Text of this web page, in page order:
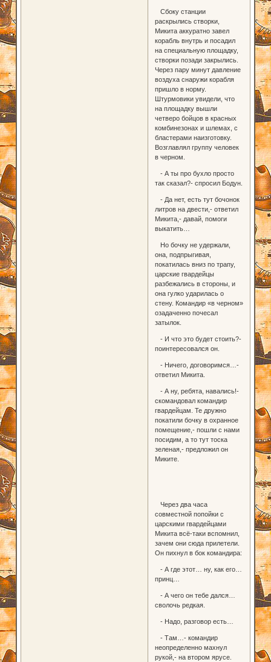
Сбоку станции
раскрылись створки,
Микита аккуратно завел
корабль внутрь и посадил
на специальную площадку,
створки позади закрылись.
Через пару минут давление
воздуха снаружи корабля
пришло в норму.
Штурмовики увидели, что
на площадку вышли
четверо бойцов в красных
комбинезонах и шлемах, с
бластерами наизготовку.
Возглавлял группу человек
в черном.
- А ты про бухло просто
так сказал?- спросил Бодун.
- Да нет, есть тут бочонок
литров на двести,- ответил
Микита,- давай, помоги
выкатить…
Но бочку не удержали,
она, подпрыгивая,
покатилась вниз по трапу,
царские гвардейцы
разбежались в стороны, и
она гулко ударилась о
стену. Командир «в черном»
озадаченно почесал
затылок.
- И что это будет стоить?-
поинтересовался он.
- Ничего, договоримся…-
ответил Микита.
- А ну, ребята, навались!-
скомандовал командир
гвардейцам. Те дружно
покатили бочку в охранное
помещение,- пошли с нами
посидим, а то тут тоска
зеленая,- предложил он
Миките.
Через два часа
совместной попойки с
царскими гвардейцами
Микита всё-таки вспомнил,
зачем они сюда прилетели.
Он пихнул в бок командира:
- А где этот… ну, как его…
принц…
- А чего он тебе дался…
сволочь редкая.
- Надо, разговор есть…
- Там…- командир
неопределенно махнул
рукой,- на втором ярусе.